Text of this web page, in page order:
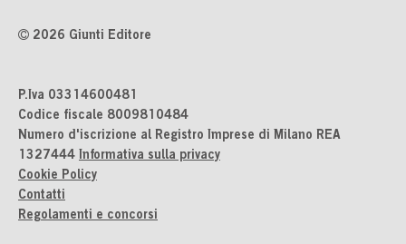
2026 Giunti Editore
P.Iva 03314600481
Codice fiscale 8009810484
Numero d'iscrizione al Registro Imprese di Milano REA
1327444 Informativa sulla privacy
Cookie Policy
Contatti
Regolamenti e concorsi